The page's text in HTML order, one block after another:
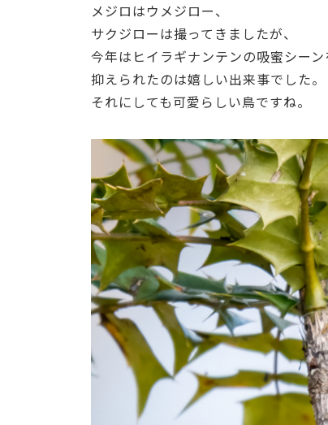
メジロはウメジロー、
サクジローは撮ってきましたが、
今年はヒイラギナンテンの吸蜜シーン
抑えられたのは嬉しい出来事でした。
それにしても可愛らしい鳥ですね。